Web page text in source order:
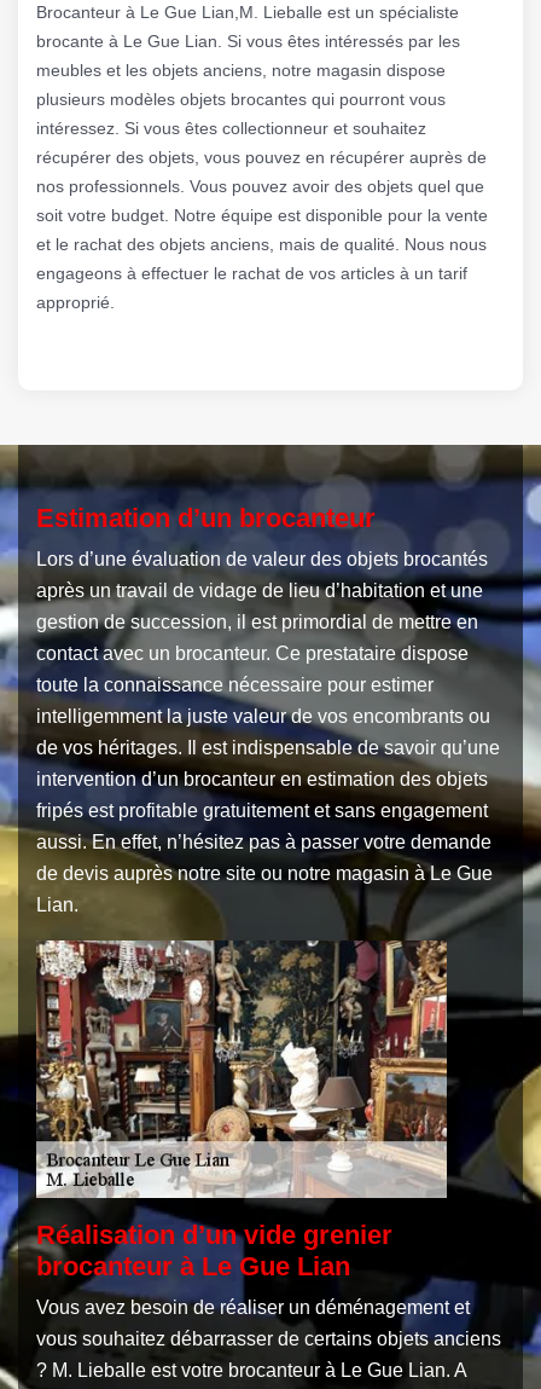
Brocanteur à Le Gue Lian,M. Lieballe est un spécialiste
brocante à Le Gue Lian. Si vous êtes intéressés par les
meubles et les objets anciens, notre magasin dispose
plusieurs modèles objets brocantes qui pourront vous
intéressez. Si vous êtes collectionneur et souhaitez
récupérer des objets, vous pouvez en récupérer auprès de
nos professionnels. Vous pouvez avoir des objets quel que
soit votre budget. Notre équipe est disponible pour la vente
et le rachat des objets anciens, mais de qualité. Nous nous
engageons à effectuer le rachat de vos articles à un tarif
approprié.
Estimation d’un brocanteur
Lors d’une évaluation de valeur des objets brocantés
après un travail de vidage de lieu d’habitation et une
gestion de succession, il est primordial de mettre en
contact avec un brocanteur. Ce prestataire dispose
toute la connaissance nécessaire pour estimer
intelligemment la juste valeur de vos encombrants ou
de vos héritages. Il est indispensable de savoir qu’une
intervention d’un brocanteur en estimation des objets
fripés est profitable gratuitement et sans engagement
aussi. En effet, n’hésitez pas à passer votre demande
de devis auprès notre site ou notre magasin à Le Gue
Lian.
Réalisation d’un vide grenier
brocanteur à Le Gue Lian
Vous avez besoin de réaliser un déménagement et
vous souhaitez débarrasser de certains objets anciens
? M. Lieballe est votre brocanteur à Le Gue Lian. A